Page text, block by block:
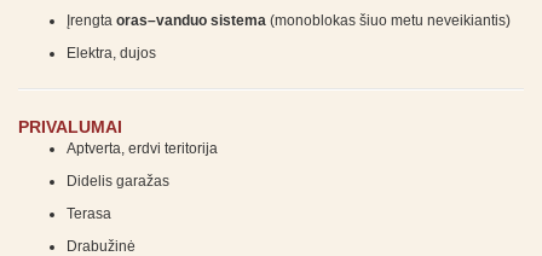
Įrengta oras–vanduo sistema (monoblokas šiuo metu neveikiantis)
Elektra, dujos
PRIVALUMAI
Aptverta, erdvi teritorija
Didelis garažas
Terasa
Drabužinė